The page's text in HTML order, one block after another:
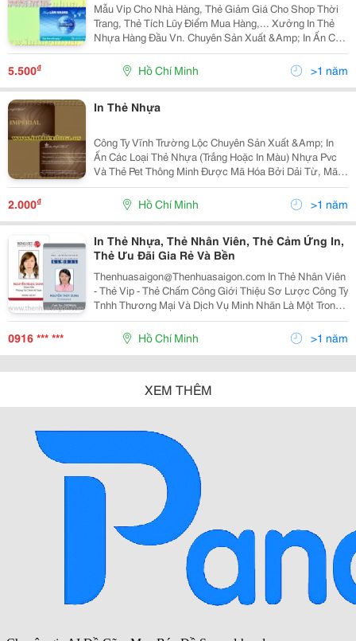
Mẫu Vip Cho Nhà Hàng, Thẻ Giảm Giá Cho Shop Thời
Trang, Thẻ Tích Lũy Điểm Mua Hàng,... Xưởng In Thẻ
Nhựa Hàng Đầu Vn. Chuyên Sản Xuất &Amp; In Ấn Các
Loại Thẻ Nhựa: In Thẻ Vip, In Thẻ Khách Hàng, In Thẻ
Gift, Thẻ Quà Tặng, Thẻ Member, Thẻ Gi
5.500₫ Hồ Chí Minh >1 năm
In Thẻ Nhựa
Công Ty Vĩnh Trường Lộc Chuyên Sản Xuất &Amp; In
Ấn Các Loại Thẻ Nhựa (Trắng Hoặc In Màu) Nhựa Pvc
Và Thẻ Pet Thông Minh Được Mã Hóa Bởi Dải Từ, Mã
Vạch Hoặc Gắn Chíp Ic,... Nhằm Đáp Ứng Nhu Cầu: In
Thẻ Nhựa , In Thẻ Nhân Viên , Thẻ Sinh Viên , Thẻ G
2.000₫ Hồ Chí Minh >1 năm
In Thẻ Nhựa, Thẻ Nhân Viên, Thẻ Cảm Ứng In,
Thẻ Ưu Đãi Gia Rẻ Và Bền
Thenhuasaigon@Thenhuasaigon.com In Thẻ Nhân Viên
- Thẻ Vip - Thẻ Chấm Công Giới Thiệu Sơ Lược Công Ty
Tnhh Thương Mại Và Dịch Vụ Minh Nhãn Là Một Trong
Những Công Ty Chuyên Sản Xuất Thẻ Nhựa Với Chất
Lượng In Và Màu Sắc Rõ Nét, Mẫu Mã Đ
0916 *** *** Hồ Chí Minh >1 năm
XEM THÊM